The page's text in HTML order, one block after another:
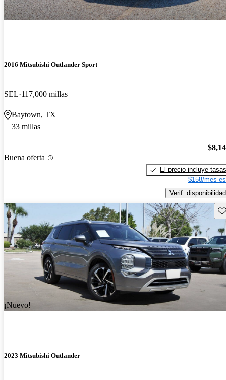
2016 Mitsubishi Outlander Sport
SEL 117,000 millas
Baytown, TX
33 millas
Buena oferta
El precio incluye tasas
$158/mes
Verif. disponibilidad
¡Nuevo!
2023 Mitsubishi Outlander